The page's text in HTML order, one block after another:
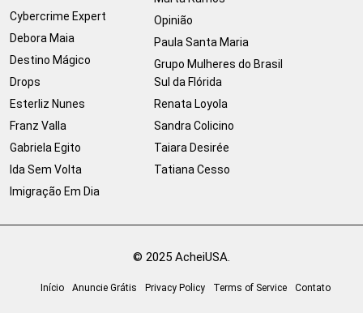
Cybercrime Expert
Debora Maia
Destino Mágico
Drops
Esterliz Nunes
Franz Valla
Gabriela Egito
Ida Sem Volta
Imigração Em Dia
Opinião
Paula Santa Maria
Grupo Mulheres do Brasil
Sul da Flórida
Renata Loyola
Sandra Colicino
Taiara Desirée
Tatiana Cesso
© 2025 AcheiUSA.
Início Anuncie Grátis Privacy Policy Terms of Service Contato